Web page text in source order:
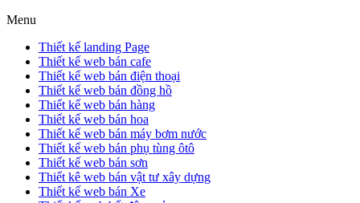
Menu
Thiết kế landing Page
Thiết kế web bán cafe
Thiết kế web bán điện thoại
Thiết kế web bán đồng hồ
Thiết kế web bán hàng
Thiết kế web bán hoa
Thiết kế web bán máy bơm nước
Thiết kế web bán phụ tùng ôtô
Thiết kế web bán sơn
Thiết kê web bán vật tư xây dựng
Thiết kế web bán Xe